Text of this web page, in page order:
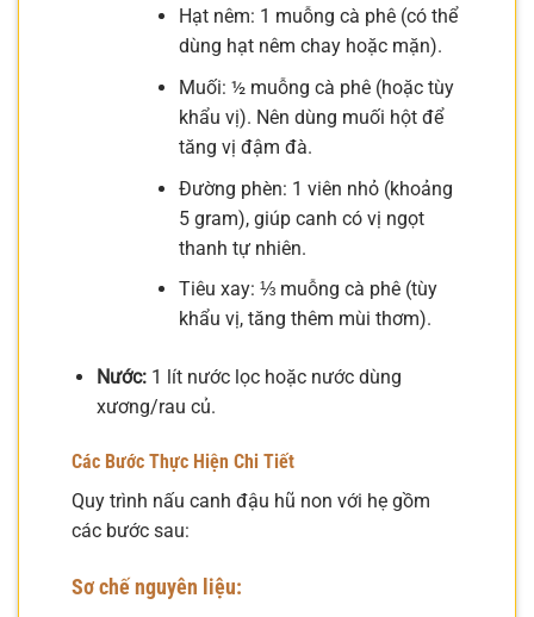
Hạt nêm: 1 muỗng cà phê (có thể
dùng hạt nêm chay hoặc mặn).
Muối: ½ muỗng cà phê (hoặc tùy
khẩu vị). Nên dùng muối hột để
tăng vị đậm đà.
Đường phèn: 1 viên nhỏ (khoảng
5 gram), giúp canh có vị ngọt
thanh tự nhiên.
Tiêu xay: ⅓ muỗng cà phê (tùy
khẩu vị, tăng thêm mùi thơm).
Nước:1 lít nước lọc hoặc nước dùng
xương/rau củ.
Các Bước Thực Hiện Chi Tiết
Quy trình nấu canh đậu hũ non với hẹ gồm
các bước sau:
Sơ chế nguyên liệu: